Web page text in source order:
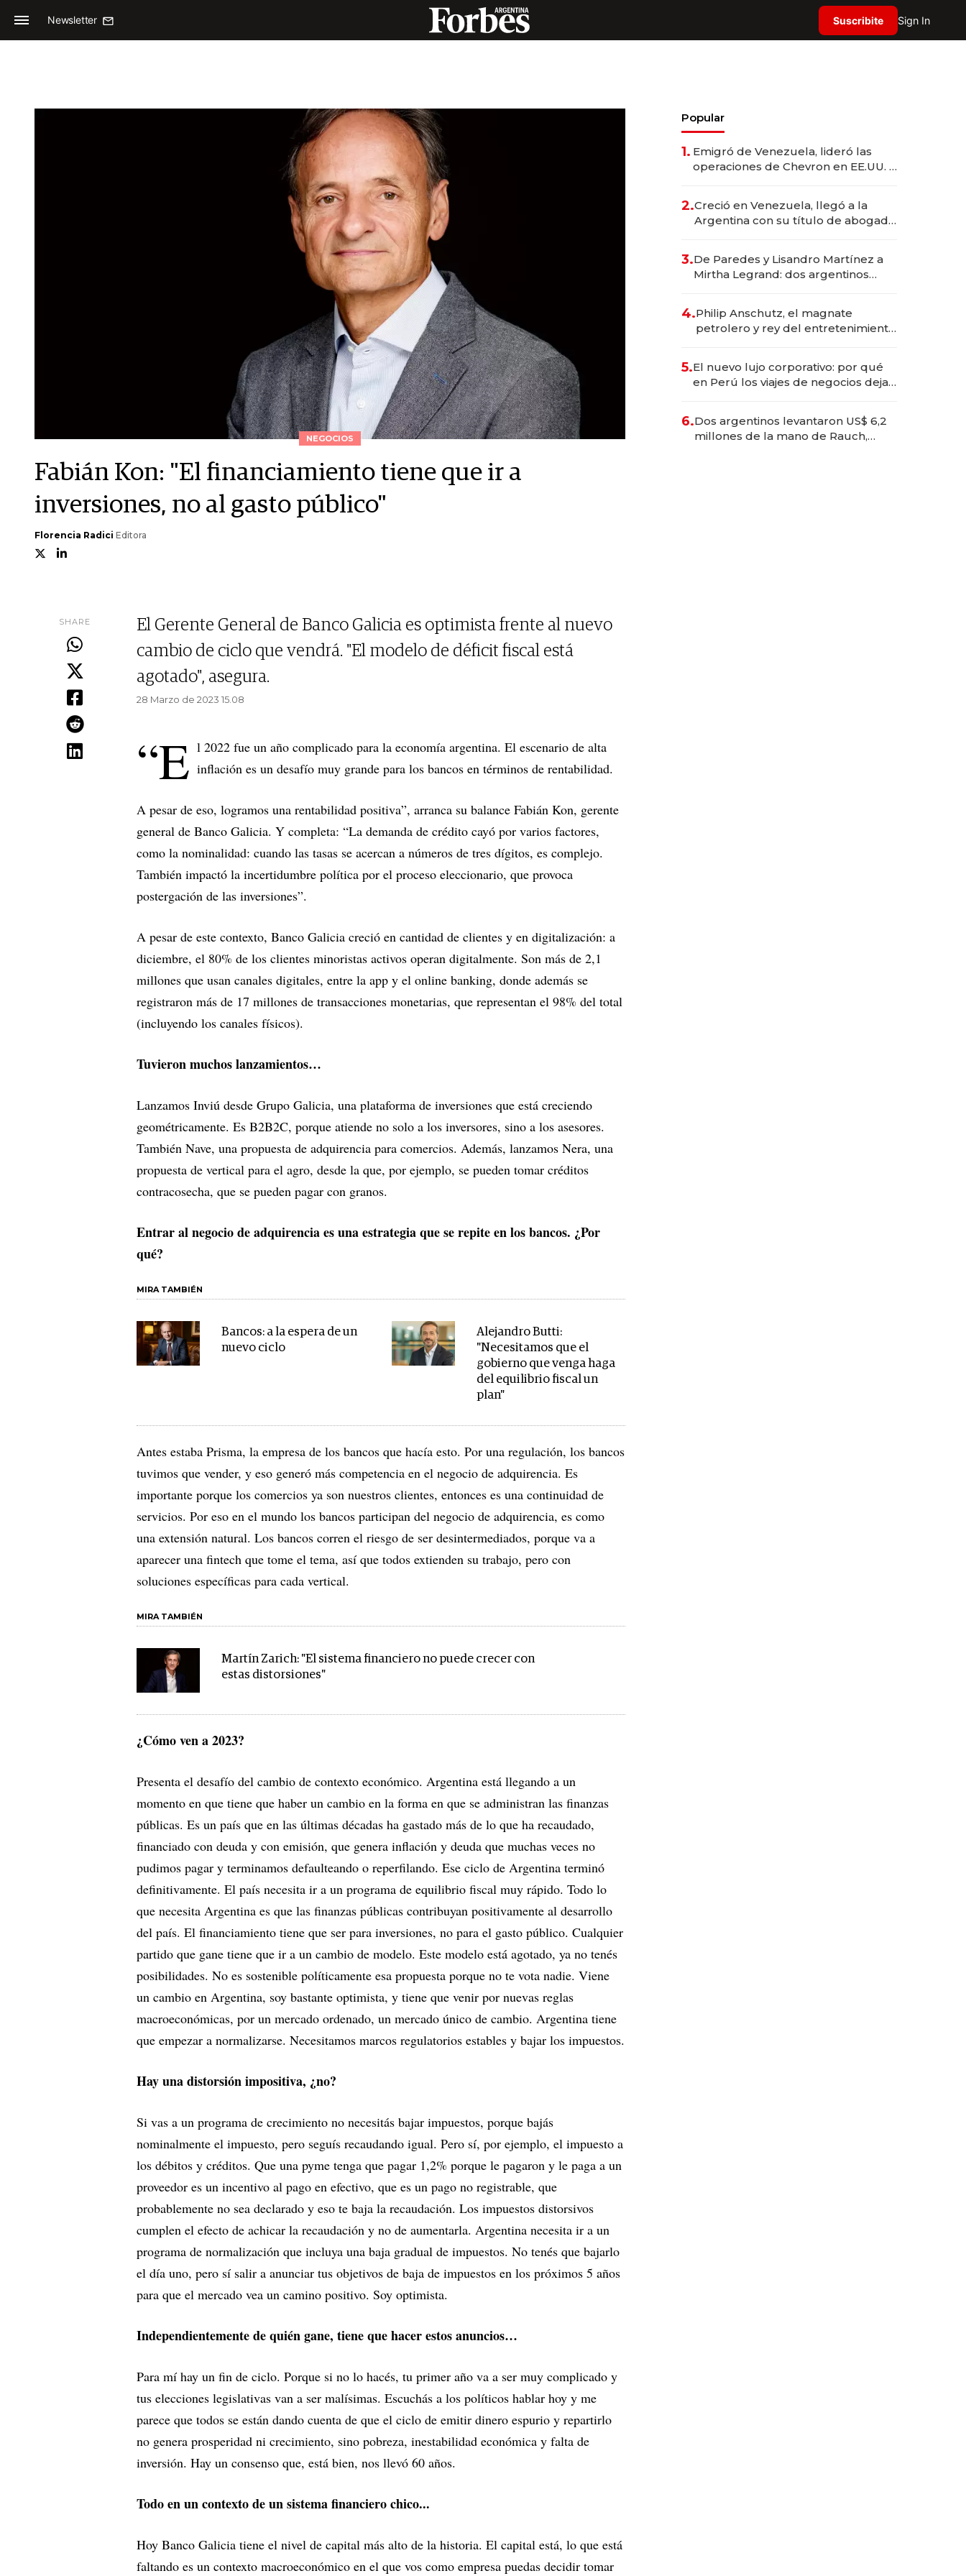
Newsletter Suscribite Sign In
NEGOCIOS
Fabián Kon: "El financiamiento tiene que ir a
inversiones, no al gasto público"
Florencia Radici Editora
SHARE
El Gerente General de Banco Galicia es optimista frente al nuevo
cambio de ciclo que vendrá. "El modelo de déficit fiscal está
agotado", asegura.
28 Marzo de 2023 15.08
“E l 2022 fue un año complicado para la economía argentina. El escenario de alta
inflación es un desafío muy grande para los bancos en términos de rentabilidad.
A pesar de eso, logramos una rentabilidad positiva”, arranca su balance Fabián Kon, gerente
general de Banco Galicia. Y completa: “La demanda de crédito cayó por varios factores,
como la nominalidad: cuando las tasas se acercan a números de tres dígitos, es complejo.
También impactó la incertidumbre política por el proceso eleccionario, que provoca
postergación de las inversiones”.
A pesar de este contexto, Banco Galicia creció en cantidad de clientes y en digitalización: a
diciembre, el 80% de los clientes minoristas activos operan digitalmente. Son más de 2,1
millones que usan canales digitales, entre la app y el online banking, donde además se
registraron más de 17 millones de transacciones monetarias, que representan el 98% del total
(incluyendo los canales físicos).
Tuvieron muchos lanzamientos…
Lanzamos Inviú desde Grupo Galicia, una plataforma de inversiones que está creciendo
geométricamente. Es B2B2C, porque atiende no solo a los inversores, sino a los asesores.
También Nave, una propuesta de adquirencia para comercios. Además, lanzamos Nera, una
propuesta de vertical para el agro, desde la que, por ejemplo, se pueden tomar créditos
contracosecha, que se pueden pagar con granos.
Entrar al negocio de adquirencia es una estrategia que se repite en los bancos. ¿Por
qué?
MIRA TAMBIÉN
Bancos: a la espera de un
nuevo ciclo
Alejandro Butti:
"Necesitamos que el
gobierno que venga haga
del equilibrio fiscal un
plan"
Antes estaba Prisma, la empresa de los bancos que hacía esto. Por una regulación, los bancos
tuvimos que vender, y eso generó más competencia en el negocio de adquirencia. Es
importante porque los comercios ya son nuestros clientes, entonces es una continuidad de
servicios. Por eso en el mundo los bancos participan del negocio de adquirencia, es como
una extensión natural. Los bancos corren el riesgo de ser desintermediados, porque va a
aparecer una fintech que tome el tema, así que todos extienden su trabajo, pero con
soluciones específicas para cada vertical.
MIRA TAMBIÉN
Martín Zarich: "El sistema financiero no puede crecer con
estas distorsiones"
¿Cómo ven a 2023?
Presenta el desafío del cambio de contexto económico. Argentina está llegando a un
momento en que tiene que haber un cambio en la forma en que se administran las finanzas
públicas. Es un país que en las últimas décadas ha gastado más de lo que ha recaudado,
financiado con deuda y con emisión, que genera inflación y deuda que muchas veces no
pudimos pagar y terminamos defaulteando o reperfilando. Ese ciclo de Argentina terminó
definitivamente. El país necesita ir a un programa de equilibrio fiscal muy rápido. Todo lo
que necesita Argentina es que las finanzas públicas contribuyan positivamente al desarrollo
del país. El financiamiento tiene que ser para inversiones, no para el gasto público. Cualquier
partido que gane tiene que ir a un cambio de modelo. Este modelo está agotado, ya no tenés
posibilidades. No es sostenible políticamente esa propuesta porque no te vota nadie. Viene
un cambio en Argentina, soy bastante optimista, y tiene que venir por nuevas reglas
macroeconómicas, por un mercado ordenado, un mercado único de cambio. Argentina tiene
que empezar a normalizarse. Necesitamos marcos regulatorios estables y bajar los impuestos.
Hay una distorsión impositiva, ¿no?
Si vas a un programa de crecimiento no necesitás bajar impuestos, porque bajás
nominalmente el impuesto, pero seguís recaudando igual. Pero sí, por ejemplo, el impuesto a
los débitos y créditos. Que una pyme tenga que pagar 1,2% porque le pagaron y le paga a un
proveedor es un incentivo al pago en efectivo, que es un pago no registrable, que
probablemente no sea declarado y eso te baja la recaudación. Los impuestos distorsivos
cumplen el efecto de achicar la recaudación y no de aumentarla. Argentina necesita ir a un
programa de normalización que incluya una baja gradual de impuestos. No tenés que bajarlo
el día uno, pero sí salir a anunciar tus objetivos de baja de impuestos en los próximos 5 años
para que el mercado vea un camino positivo. Soy optimista.
Independientemente de quién gane, tiene que hacer estos anuncios…
Para mí hay un fin de ciclo. Porque si no lo hacés, tu primer año va a ser muy complicado y
tus elecciones legislativas van a ser malísimas. Escuchás a los políticos hablar hoy y me
parece que todos se están dando cuenta de que el ciclo de emitir dinero espurio y repartirlo
no genera prosperidad ni crecimiento, sino pobreza, inestabilidad económica y falta de
inversión. Hay un consenso que, está bien, nos llevó 60 años.
Todo en un contexto de un sistema financiero chico...
Hoy Banco Galicia tiene el nivel de capital más alto de la historia. El capital está, lo que está
faltando es un contexto macroeconómico en el que vos como empresa puedas decidir tomar
Popular
1. Emigró de Venezuela, lideró las
operaciones de Chevron en EE.UU. y
2.Creció en Venezuela, llegó a la
Argentina con su título de abogado
marcas "fast premium"
3.De Paredes y Lisandro Martínez a
Mirtha Legrand: dos argentinos
4.Philip Anschutz, el magnate
petrolero y rey del entretenimiento
5.El nuevo lujo corporativo: por qué
en Perú los viajes de negocios dejan
en experiencias transformadoras
6.Dos argentinos levantaron US$ 6,2
millones de la mano de Rauch,